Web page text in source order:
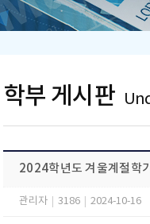
학부 게시판
2024학년도 겨울계절학
관리자 3186 2024-10-16